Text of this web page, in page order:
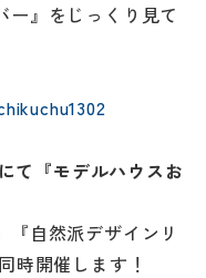
ー』をじっくり見て
て『モデルハウスお
『自然派デザインリ
時開催します！